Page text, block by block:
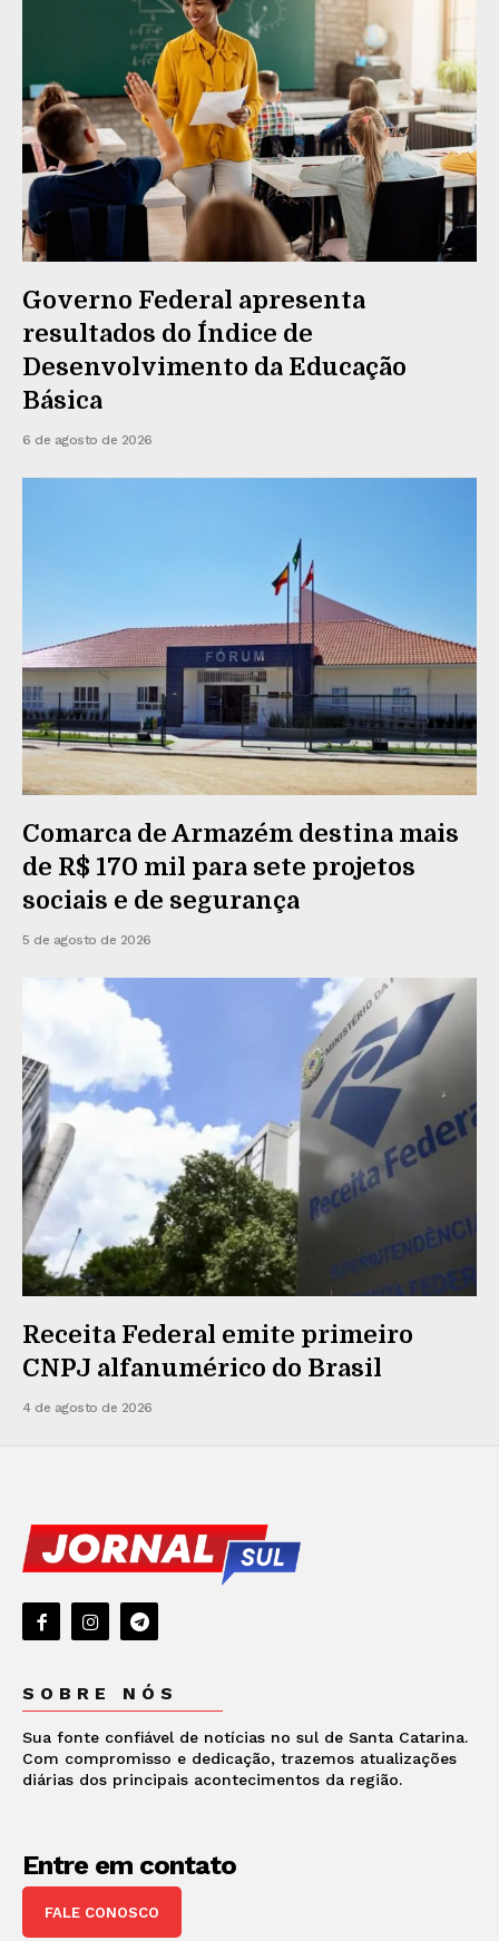
Governo Federal apresenta
resultados do Índice de
Desenvolvimento da Educação
Básica
6 de agosto de 2026
Comarca de Armazém destina mais
de R$ 170 mil para sete projetos
sociais e de segurança
5 de agosto de 2026
Receita Federal emite primeiro
CNPJ alfanumérico do Brasil
4 de agosto de 2026
SOBRE NÓS
Sua fonte confiável de notícias no sul de Santa Catarina.
Com compromisso e dedicação, trazemos atualizações
diárias dos principais acontecimentos da região.
Entre em contato
FALE CONOSCO